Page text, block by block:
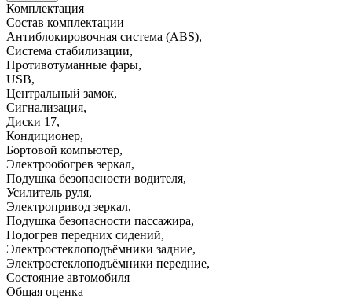
Комплектация
Состав комплектации
Антиблокировочная система (ABS),
Система стабилизации,
Противотуманные фары,
USB,
Центральный замок,
Сигнализация,
Диски 17,
Кондиционер,
Бортовой компьютер,
Электрообогрев зеркал,
Подушка безопасности водителя,
Усилитель руля,
Электропривод зеркал,
Подушка безопасности пассажира,
Подогрев передних сидений,
Электростеклоподъёмники задние,
Электростеклоподъёмники передние,
Состояние автомобиля
Общая оценка